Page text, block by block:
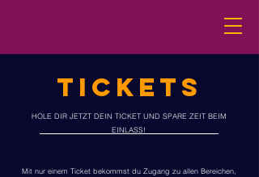
TICKETS
HOLE DIR JETZT DEIN TICKET UND SPARE ZEIT BEIM
EINLASS!
Mit nur einem Ticket bekommst du Zugang zu allen Bereichen,